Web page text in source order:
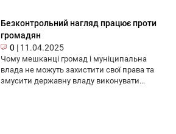
Безконтрольний нагляд працює проти
громадян
0 | 11.04.2025
Чому мешканці громад і муніципальна
влада не можуть захистити свої права та
змусити державну владу виконувати...